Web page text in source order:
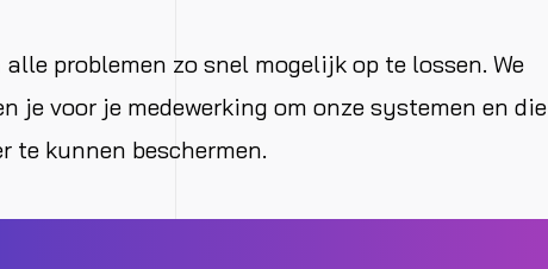
problemen zo snel mogelijk op te lossen. We
je voor je medewerking om onze systemen en die
te kunnen beschermen.